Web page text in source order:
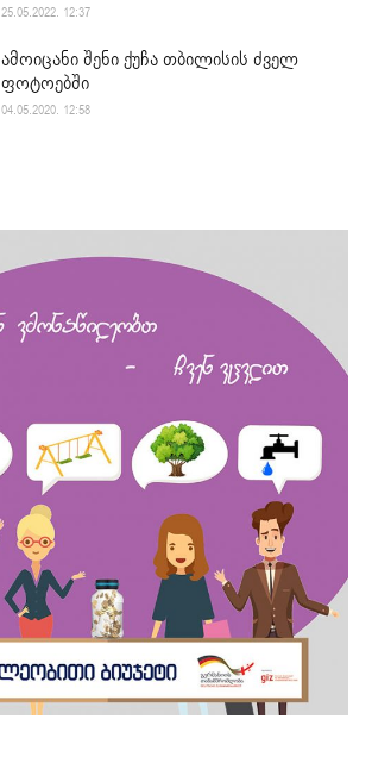
25.05.2022. 12:37
ამოიცანი შენი ქუჩა თბილისის ძველ
ფოტოებში
04.05.2020. 12:58